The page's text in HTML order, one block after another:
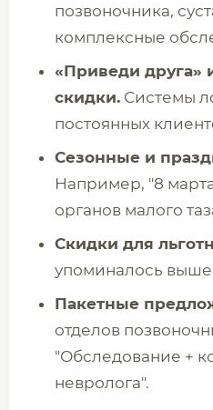
позвоночника,
комплексные
«Приведи друга»
скидки. Системы
постоянных
Сезонные и
Например, "8
органов малого
Скидки для
упоминалось
Пакетные
отделов
"Обследование +
невролога".